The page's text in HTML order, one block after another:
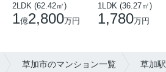
2LDK (62.42㎡)
1億2,800万円
1LDK (36.27㎡)
1,780万円
草加市のマンション一覧 草加駅